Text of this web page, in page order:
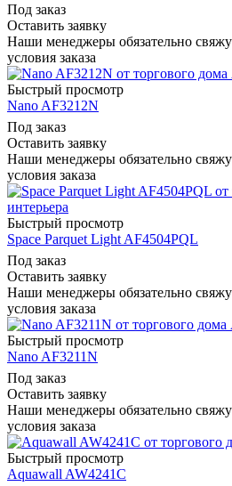
Под заказ
Оставить заявку
Наши менеджеры обязательно
условия заказа
Быстрый просмотр
Nano AF3212N
Под заказ
Оставить заявку
Наши менеджеры обязательно
условия заказа
Быстрый просмотр
Space Parquet Light AF4504PQL
Под заказ
Оставить заявку
Наши менеджеры обязательно
условия заказа
Быстрый просмотр
Nano AF3211N
Под заказ
Оставить заявку
Наши менеджеры обязательно
условия заказа
Быстрый просмотр
Aquawall AW4241C